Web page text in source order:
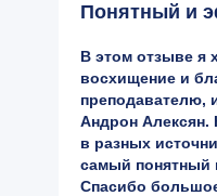
В этом отзыве я
восхищение и
преподавателю,
Андрон Алексян.
в разных
самый понятный
Спасибо
Понятный и